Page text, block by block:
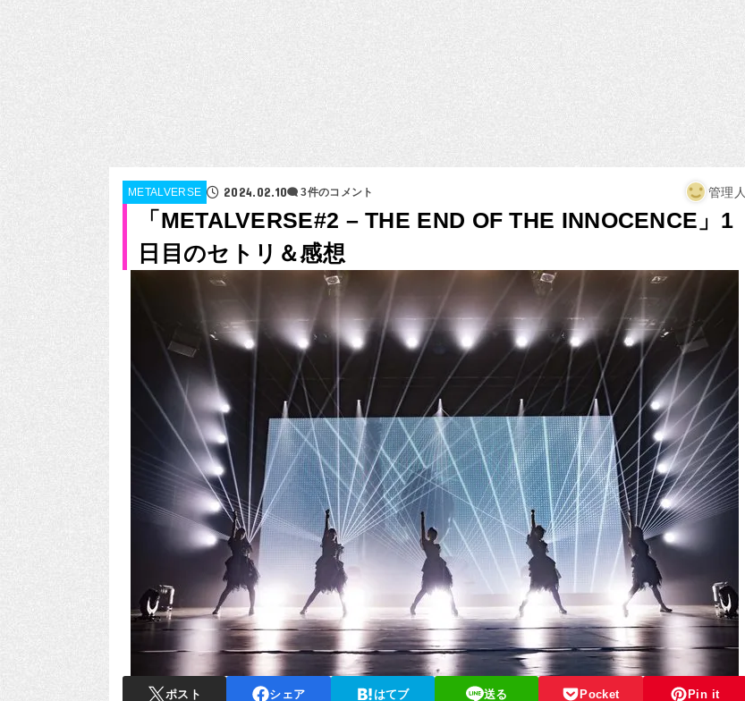
METALVERSE 2024.02.10 3件のコメント 管理人
「METALVERSE#2 – THE END OF THE INNOCENCE」1
日目のセトリ＆感想
ポスト シェア はてブ 送る Pocket Pin it